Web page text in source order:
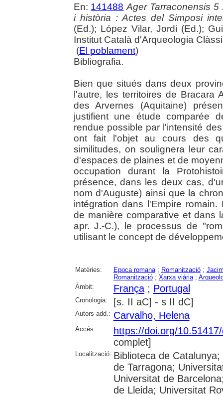
En: 141488 Ager Tarraconensis
i història : Actes del Simposi
(Ed.); López Vilar, Jordi (Ed.);
Institut Català d'Arqueologia
(El poblament)
Bibliografia.
Bien que situés dans deux
l'autre, les territoires de Bracara
des Arvernes (Aquitaine)
justifient une étude comparée
rendue possible par l'intensité
ont fait l'objet au cours des
similitudes, on soulignera leur
d'espaces de plaines et de
occupation durant la
présence, dans les deux cas,
nom d'Auguste) ainsi que la
intégration dans l'Empire
de manière comparative et dans
apr. J.-C.), le processus de
utilisant le concept de
Matèries: Epoca romana; Romanització;
Romanització; Xarxa viària;
Àmbit:
França; Portugal
Cronologia: [s. II aC] - s II dC]
Autors add.: Carvalho, Helena
Accés:
https://doi.org/
complet]
Localització: Biblioteca de
de Tarragona;
Universitat de
de Lleida; Universitat